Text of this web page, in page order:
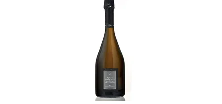
ROGER MANCEAUX Grande Réserve Premier Cru Magnum
Opojná vůně s tóny broskví a meruněk,...